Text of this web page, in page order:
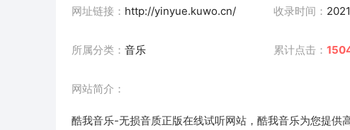
网址链接： http://yinyue.kuwo.cn/ 收录时间：
所属分类： 音乐 累计点击：
网站简介：
酷我音乐-无损音质正版在线试听网站，酷我音乐为您提供